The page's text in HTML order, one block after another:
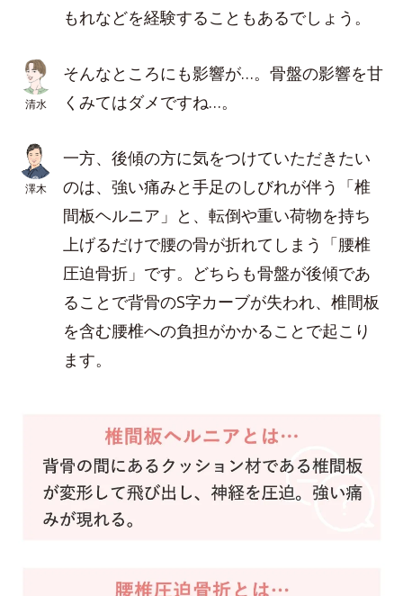
もれなどを経験することもあるでしょう。
清水
そんなところにも影響が…。骨盤の影響を甘
くみてはダメですね…。
澤木
一方、後傾の方に気をつけていただきたい
のは、強い痛みと手足のしびれが伴う「椎
間板ヘルニア」と、転倒や重い荷物を持ち
上げるだけで腰の骨が折れてしまう「腰椎
圧迫骨折」です。どちらも骨盤が後傾であ
ることで背骨のS字カーブが失われ、椎間板
を含む腰椎への負担がかかることで起こり
ます。